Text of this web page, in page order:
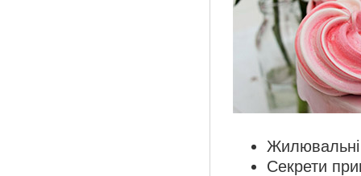
Жилювальні
Секрети